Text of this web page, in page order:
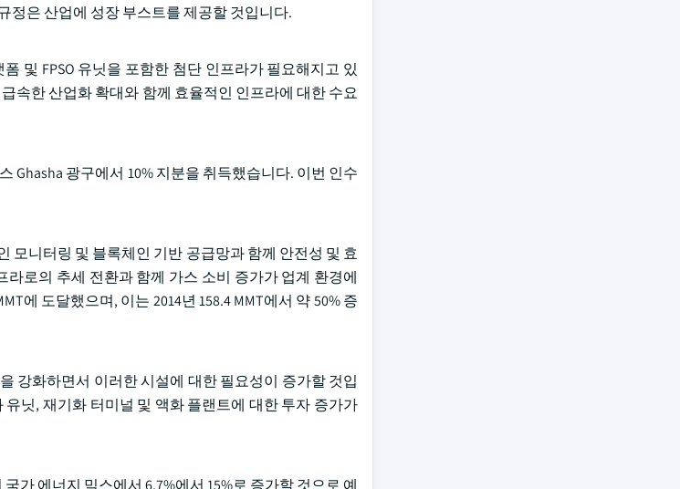
정은 산업에 성장 부스트를 제공할 것입니다.
및 FPSO 유닛을 포함한 첨단 인프라가 필요해지고 있
속한 산업화 확대와 함께 효율적인 인프라에 대한 수요
Ghasha 광구에서 10% 지분을 취득했습니다. 이번 인수
모니터링 및 블록체인 기반 공급망과 함께 안전성 및 효
로의 추세 전환과 함께 가스 소비 증가가 업계 환경에
에 도달했으며, 이는 2014년 158.4 MMT에서 약 50% 증
강화하면서 이러한 시설에 대한 필요성이 증가할 것입
닛, 재기화 터미널 및 액화 플랜트에 대한 투자 증가가
가 에너지 믹스에서 6.7%에서 15%로 증가할 것으로 예